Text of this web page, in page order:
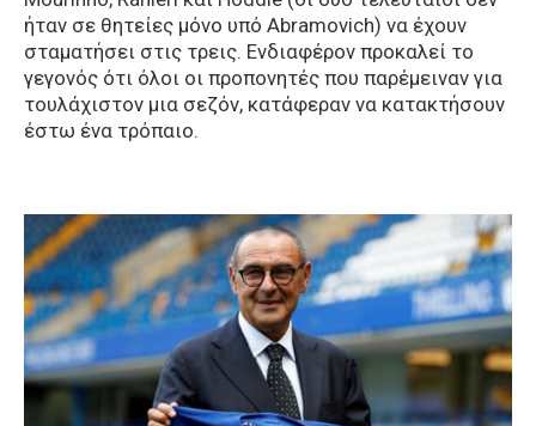
ήταν σε θητείες μόνο υπό Abramovich) να έχουν
σταματήσει στις τρεις. Ενδιαφέρον προκαλεί το
γεγονός ότι όλοι οι προπονητές που παρέμειναν για
τουλάχιστον μια σεζόν, κατάφεραν να κατακτήσουν
έστω ένα τρόπαιο.